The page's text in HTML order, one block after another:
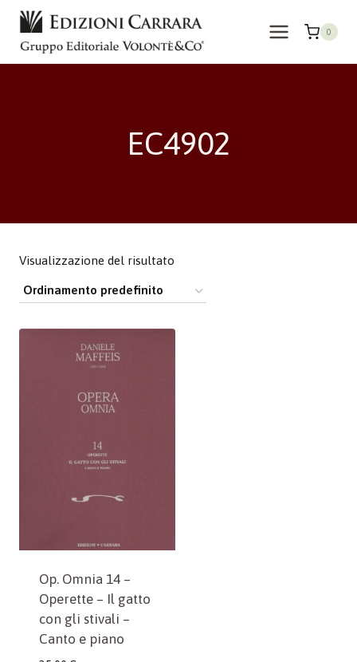
Salta
contenuto
0
EC4902
Visualizzazione del risultato
Op. Omnia 14 –
Operette – Il gatto
con gli stivali –
Canto e piano